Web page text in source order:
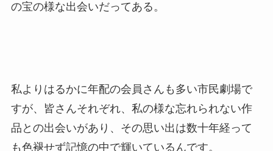
の宝の様な出会いだってある。
私よりはるかに年配の会員さんも多い市民劇場で
すが、皆さんそれぞれ、私の様な忘れられない作
品との出会いがあり、その思い出は数十年経って
も色褪せず記憶の中で輝いているんです。